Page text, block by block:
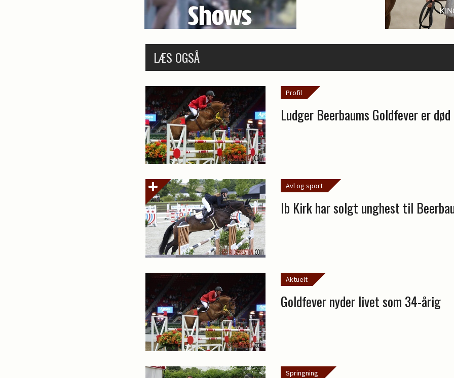
LÆS OGSÅ
Profil
Ludger Beerbaums Goldfever er død
Avl og sport
Ib Kirk har solgt unghest til
Aktuelt
Goldfever nyder livet som 34-årig
Springning